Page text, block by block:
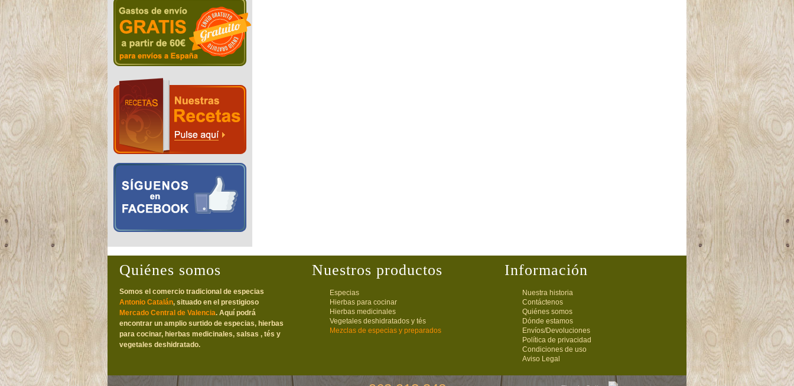
Quiénes somos
Somos el comercio tradicional de especias
Antonio Catalán, situado en el prestigioso
Mercado Central de Valencia. Aquí podrá
encontrar un amplio surtido de especias, hierbas
para cocinar, hierbas medicinales, salsas , tés y
vegetales deshidratado.
Nuestros productos
Especias
Hierbas para cocinar
Hierbas medicinales
Vegetales deshidratados y tés
Mezclas de especias y preparados
Información
Nuestra historia
Contáctenos
Quiénes somos
Dónde estamos
Envíos/Devoluciones
Política de privacidad
Condiciones de uso
Aviso Legal